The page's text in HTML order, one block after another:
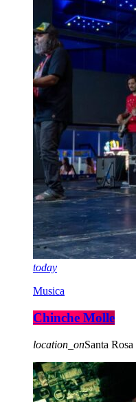
today
Musica
Chinche Molle
location_onSanta Rosa